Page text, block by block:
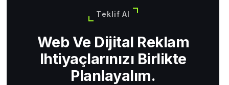
Teklif Al
Web Ve Dijital Reklam
Ihtiyaçlarınızı Birlikte
Planlayalım.